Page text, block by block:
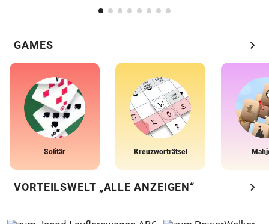
GAMES chevron_right
Solitär Kreuzworträtsel
VORTEILSWELT „ALLE ANZEIGEN“ chevron_right